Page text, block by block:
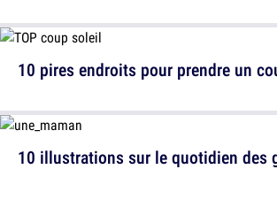
10 pires endroits pour prendre un
10 illustrations sur le quotidien des